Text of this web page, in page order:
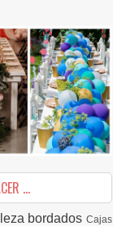
...
bordados Cajas